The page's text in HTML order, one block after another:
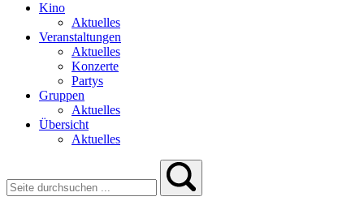
Kino
Aktuelles
Veranstaltungen
Aktuelles
Konzerte
Partys
Gruppen
Aktuelles
Übersicht
Aktuelles